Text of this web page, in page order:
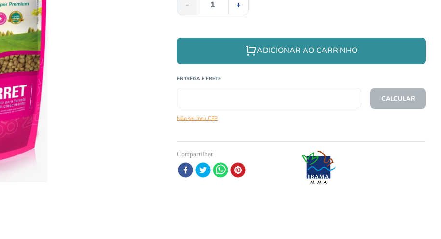
＋
－
ADICIONAR AO CARRINHO
Não sei meu CEP
O FRETE
Compartilhar
8º
répteis
9º
papagaio
10
cobra